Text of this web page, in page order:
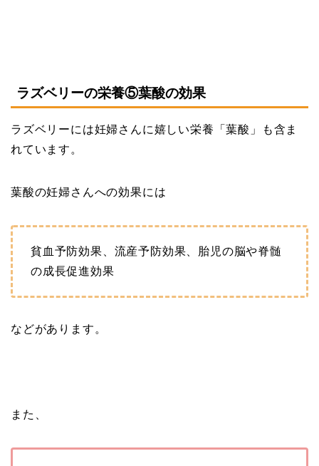
ラズベリーの栄養⑤葉酸の効果
ラズベリーには妊婦さんに嬉しい栄養「葉酸」も含ま
れています。
葉酸の妊婦さんへの効果には
貧血予防効果、流産予防効果、胎児の脳や脊髄
の成長促進効果
などがあります。
また、